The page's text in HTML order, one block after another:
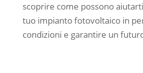
scoprire come possono
tuo impianto fotovoltaico in
condizioni e garantire un